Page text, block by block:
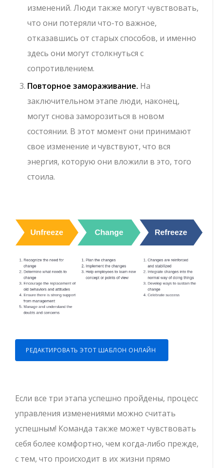
изменений. Люди также могут чувствовать,
что они потеряли что-то важное,
отказавшись от старых способов, и именно
здесь они могут столкнуться с
сопротивлением.
Повторное замораживание. На
заключительном этапе люди, наконец,
могут снова заморозиться в новом
состоянии. В этот момент они принимают
свое изменение и чувствуют, что вся
энергия, которую они вложили в это, того
стоила.
РЕДАКТИРОВАТЬ ЭТОТ ШАБЛОН ОНЛАЙН
Если все три этапа успешно пройдены, процесс
управления изменениями можно считать
успешным! Команда также может чувствовать
себя более комфортно, чем когда-либо прежде,
с тем, что происходит в их жизни прямо